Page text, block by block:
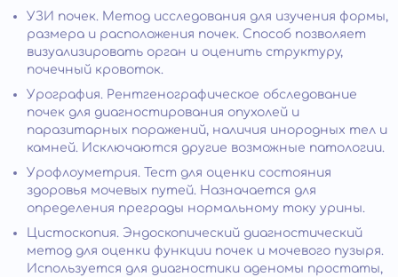
УЗИ почек. Метод исследования для изучения формы,
размера и расположения почек. Способ позволяет
визуализировать орган и оценить структуру,
почечный кровоток.
Урография. Рентгенографическое обследование
почек для диагностирования опухолей и
паразитарных поражений, наличия инородных тел и
камней. Исключаются другие возможные патологии.
Урофлоуметрия. Тест для оценки состояния
здоровья мочевых путей. Назначается для
определения преграды нормальному току урины.
Цистоскопия. Эндоскопический диагностический
метод для оценки функции почек и мочевого пузыря.
Используется для диагностики аденомы простаты,